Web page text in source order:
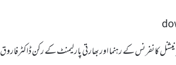
کانفرنس کے رہنما اور بھارتی پارلیمنٹ کے رکن ڈاکٹرفاروق